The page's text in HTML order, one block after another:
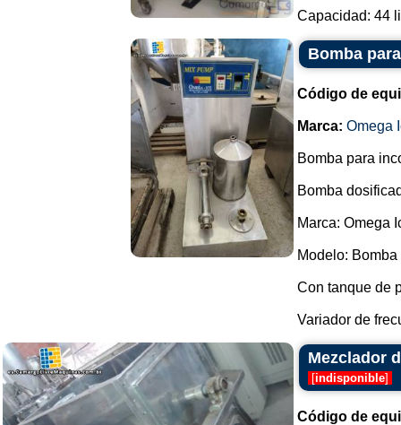
Capacidad: 44
Bomba
Código de
Marca: Omega
Bomba para
Bomba
Marca: Omega
Modelo:
Con tanque de
Variador de
Mezclador
[indisponible]
Código de